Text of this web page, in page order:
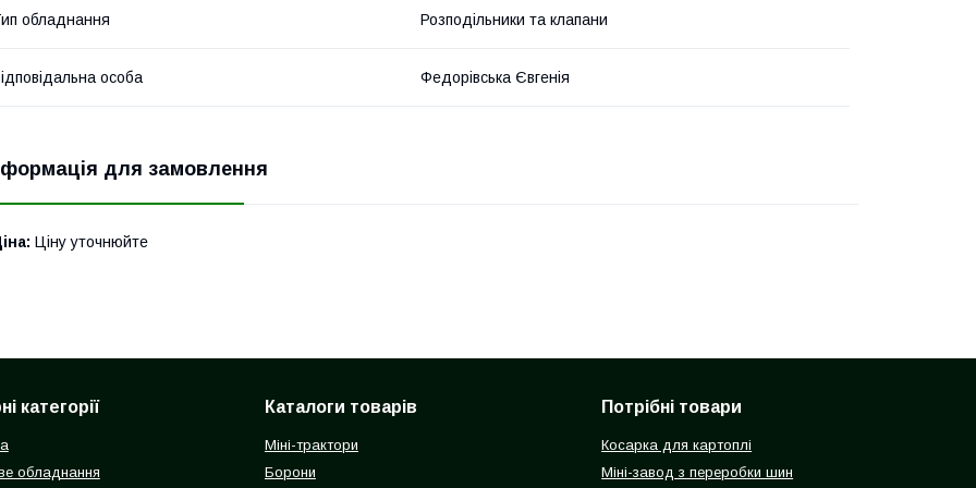
обладнання Розподільники та клапани
особа Федорівська Євгенія
для замовлення
Ціну уточнюйте
категорії
обладнання
Каталоги товарів
Міні-трактори
Борони
Потрібні товари
Косарка для картоплі
Міні-завод з переробки шин